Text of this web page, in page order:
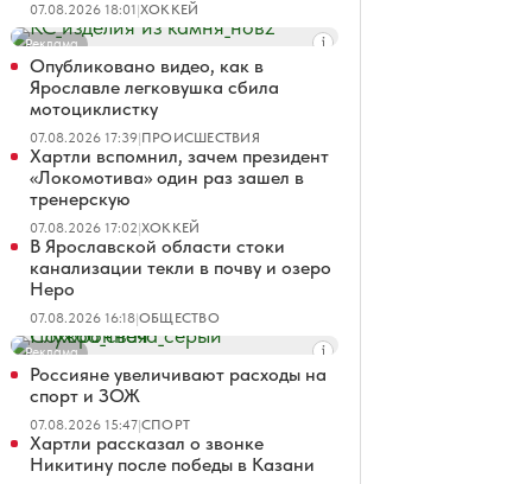
07.08.2026 18:01|ХОККЕЙ
Реклама
Опубликовано видео, как в
Ярославле легковушка сбила
мотоциклистку
07.08.2026 17:39|ПРОИСШЕСТВИЯ
Хартли вспомнил, зачем президент
«Локомотива» один раз зашел в
тренерскую
07.08.2026 17:02|ХОККЕЙ
В Ярославской области стоки
канализации текли в почву и озеро
Неро
07.08.2026 16:18|ОБЩЕСТВО
Реклама
Россияне увеличивают расходы на
спорт и ЗОЖ
07.08.2026 15:47|СПОРТ
Хартли рассказал о звонке
Никитину после победы в Казани